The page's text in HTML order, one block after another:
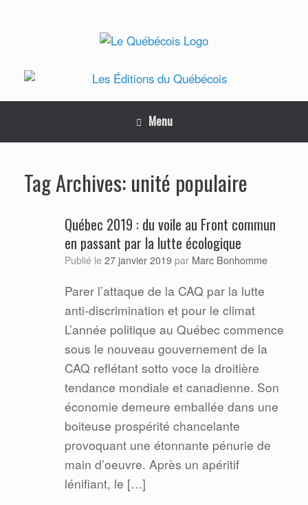
Menu
Tag Archives: unité populaire
Québec 2019 : du voile au Front commun
en passant par la lutte écologique
Publié le 27 janvier 2019 par Marc Bonhomme
Parer l’attaque de la CAQ par la lutte
anti-discrimination et pour le climat
L’année politique au Québec commence
sous le nouveau gouvernement de la
CAQ reflétant sotto voce la droitière
tendance mondiale et canadienne. Son
économie demeure emballée dans une
boiteuse prospérité chancelante
provoquant une étonnante pénurie de
main d’oeuvre. Après un apéritif
lénifiant, le […]